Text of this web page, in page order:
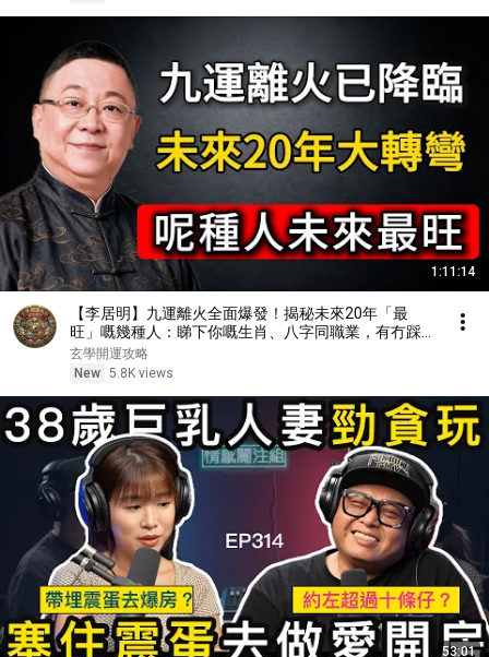
1:11:14
【李居明】九運離火全面爆發！揭秘未來20年「最
旺」嘅幾種人：睇下你嘅生肖、八字同職業，有冇踩中
時代大紅利？#李居明 #運勢 #風水 #開運 #國學智慧
#密宗 #命理 #居家風水 #生肖運勢
玄學開運攻略
New 5.8K views
53:01